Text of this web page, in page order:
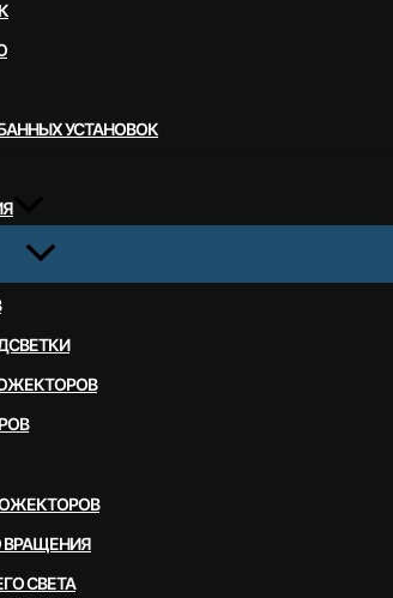
УСТАНОВОК
ВРАЩЕНИЯ
СВЕТА